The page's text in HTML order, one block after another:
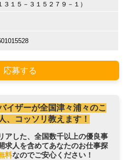
１５－３１５２７９－１）
応募する
イザーが全国津々浦々のこ
、コッソリ教えます！
アした、全国数千以上の優良事
求人を含めてあなたのお仕事探
料なのでご安心ください！